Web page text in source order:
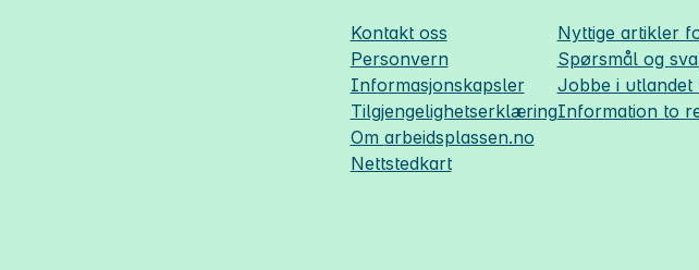
Kontakt oss
Personvern
Informasjonskapsler
Tilgjengelighetserklæring
Om arbeidsplassen.no
Nettstedkart
Nyttige artikler
Spørsmål og
Jobbe i utlandet
Information to